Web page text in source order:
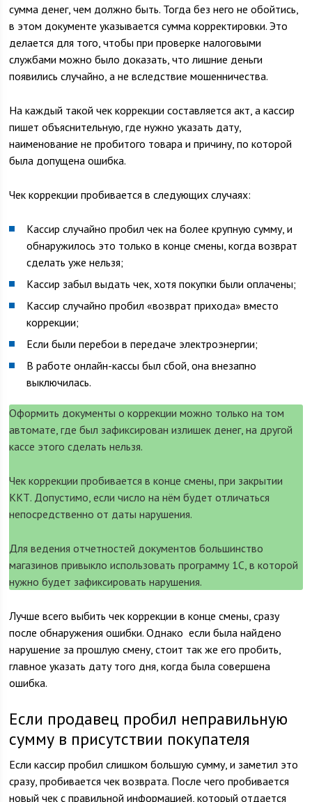
сумма денег, чем должно быть. Тогда без него не обойтись,
в этом документе указывается сумма корректировки. Это
делается для того, чтобы при проверке налоговыми
службами можно было доказать, что лишние деньги
появились случайно, а не вследствие мошенничества.
На каждый такой чек коррекции составляется акт, а кассир
пишет объяснительную, где нужно указать дату,
наименование не пробитого товара и причину, по которой
была допущена ошибка.
Чек коррекции пробивается в следующих случаях:
Кассир случайно пробил чек на более крупную сумму, и
обнаружилось это только в конце смены, когда возврат
сделать уже нельзя;
Кассир забыл выдать чек, хотя покупки были оплачены;
Кассир случайно пробил «возврат прихода» вместо
коррекции;
Если были перебои в передаче электроэнергии;
В работе онлайн-кассы был сбой, она внезапно
выключилась.
Оформить документы о коррекции можно только на том
автомате, где был зафиксирован излишек денег, на другой
кассе этого сделать нельзя.
Чек коррекции пробивается в конце смены, при закрытии
ККТ. Допустимо, если число на нём будет отличаться
непосредственно от даты нарушения.
Для ведения отчетностей документов большинство
магазинов привыкло использовать программу 1С, в которой
нужно будет зафиксировать нарушения.
Лучше всего выбить чек коррекции в конце смены, сразу
после обнаружения ошибки. Однако если была найдено
нарушение за прошлую смену, стоит так же его пробить,
главное указать дату того дня, когда была совершена
ошибка.
Если продавец пробил неправильную
сумму в присутствии покупателя
Если кассир пробил слишком большую сумму, и заметил это
сразу, пробивается чек возврата. После чего пробивается
новый чек с правильной информацией, который отдается